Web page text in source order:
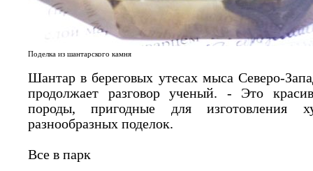
Поделка из шантарского камня
Шантар в береговых утесах мыса Северо-
продолжает разговор ученый. - Это
породы, пригодные для изготовления
разнообразных поделок.
Все в парк